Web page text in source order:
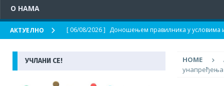
О НАМА
АКТУЕЛНО [ 06/08/2026 ] Доношењем правилника у условима
Иницијатива за хитно покретање
HOME
унапређења
УЧЛАНИ СЕ!